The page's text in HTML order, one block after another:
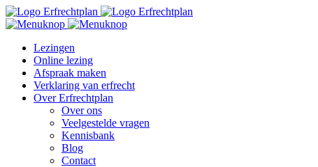
Lezingen
Online lezing
Afspraak maken
Verklaring van erfrecht
Over Erfrechtplan
Over ons
Veelgestelde vragen
Kennisbank
Blog
Contact